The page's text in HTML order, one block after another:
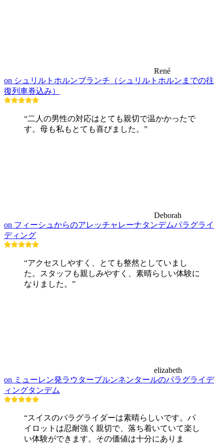
René
on シュリルトホルンブランチ（シュリルトホルンまでの往
復列車券込み）
“二人の男性の対応はとても親切で温かかったで
す。母も私もとても喜びました。”
Deborah
on フィーシュからのアレッチャレーナタンデムパラグライ
ディング
“アクセスしやすく、とても整然としていまし
た。スタッフも親しみやすく、素晴らしい体験に
なりました。”
elizabeth
on ミューレン発ラウターブルンネンタールのパラグライデ
ィングタンデム
“スイスのパラグライダーは素晴らしいです。パ
イロットは忍耐強く親切で、落ち着いていて楽し
い体験ができます。その価値は十分にありま